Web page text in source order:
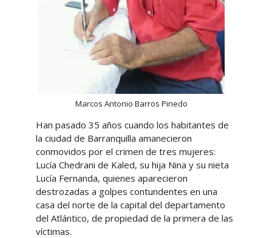
Marcos Antonio Barros Pinedo
Han pasado 35 años cuando los habitantes de
la ciudad de Barranquilla amanecieron
conmovidos por el crimen de tres mujeres:
Lucía Chedrani de Kaled, su hija Nina y su nieta
Lucía Fernanda, quienes aparecieron
destrozadas a golpes contundentes en una
casa del norte de la capital del departamento
del Atlántico, de propiedad de la primera de las
víctimas.